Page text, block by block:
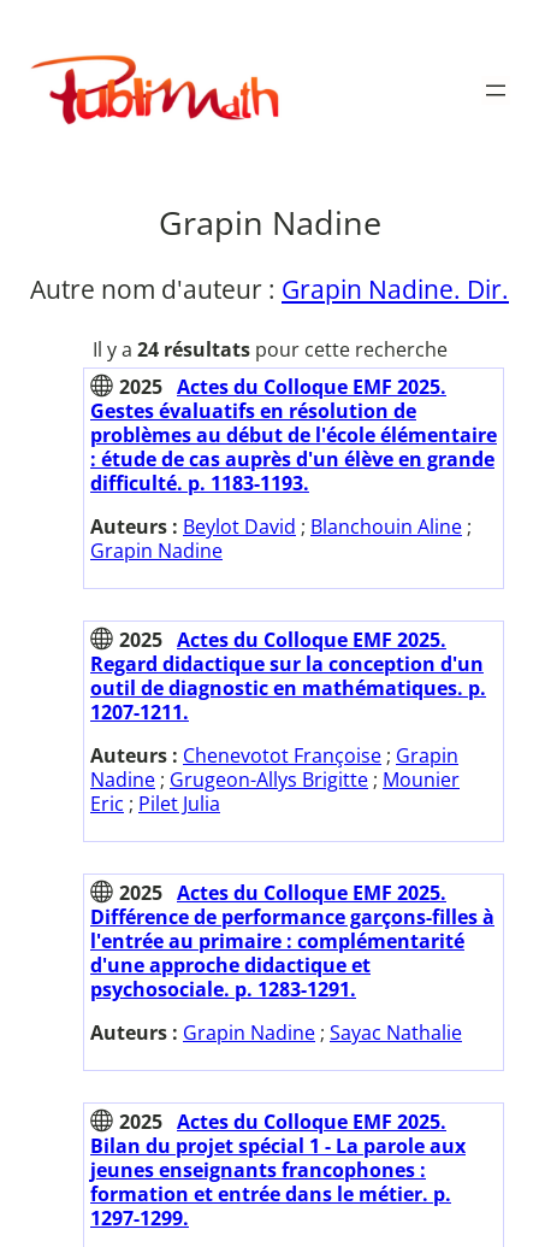
contenu
Publimath
Grapin Nadine
Autre nom d'auteur : Grapin Nadine. Dir.
Il y a 24 résultatspour cette recherche
2025 Actes du Colloque EMF 2025.
Gestes évaluatifs en résolution de
problèmes au début de l'école élémentaire
: étude de cas auprès d'un élève en grande
difficulté. p. 1183-1193.
Auteurs : Beylot David ; Blanchouin Aline ;
Grapin Nadine
2025 Actes du Colloque EMF 2025.
Regard didactique sur la conception d'un
outil de diagnostic en mathématiques. p.
1207-1211.
Auteurs : Chenevotot Françoise ; Grapin
Nadine ; Grugeon-Allys Brigitte ; Mounier
Eric ; Pilet Julia
2025 Actes du Colloque EMF 2025.
Différence de performance garçons-filles à
l'entrée au primaire : complémentarité
d'une approche didactique et
psychosociale. p. 1283-1291.
Auteurs : Grapin Nadine ; Sayac Nathalie
2025 Actes du Colloque EMF 2025.
Bilan du projet spécial 1 - La parole aux
jeunes enseignants francophones :
formation et entrée dans le métier. p.
1297-1299.